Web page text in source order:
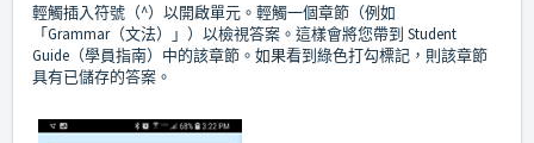
輕觸插入符號（^）以開啟單元。輕觸一個章節（例如
「Grammar（文法）」）以檢視答案。這樣會將您帶到 Student
Guide（學員指南）中的該章節。如果看到綠色打勾標記，則該章節
具有已儲存的答案。